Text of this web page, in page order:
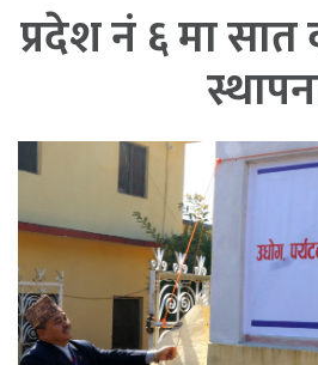
प्रदेश नं ६ मा सात